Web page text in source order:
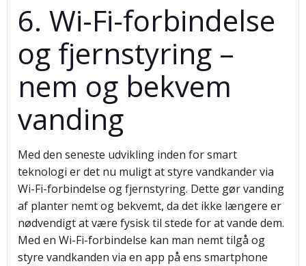
6. Wi-Fi-forbindelse
og fjernstyring –
nem og bekvem
vanding
Med den seneste udvikling inden for smart
teknologi er det nu muligt at styre vandkander via
Wi-Fi-forbindelse og fjernstyring. Dette gør vanding
af planter nemt og bekvemt, da det ikke længere er
nødvendigt at være fysisk til stede for at vande dem.
Med en Wi-Fi-forbindelse kan man nemt tilgå og
styre vandkanden via en app på ens smartphone